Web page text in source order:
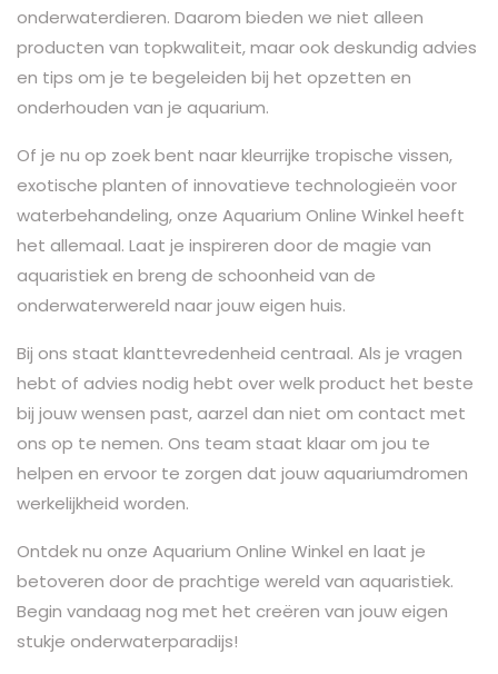
onderwaterdieren. Daarom bieden we niet alleen
producten van topkwaliteit, maar ook deskundig advies
en tips om je te begeleiden bij het opzetten en
onderhouden van je aquarium.
Of je nu op zoek bent naar kleurrijke tropische vissen,
exotische planten of innovatieve technologieën voor
waterbehandeling, onze Aquarium Online Winkel heeft
het allemaal. Laat je inspireren door de magie van
aquaristiek en breng de schoonheid van de
onderwaterwereld naar jouw eigen huis.
Bij ons staat klanttevredenheid centraal. Als je vragen
hebt of advies nodig hebt over welk product het beste
bij jouw wensen past, aarzel dan niet om contact met
ons op te nemen. Ons team staat klaar om jou te
helpen en ervoor te zorgen dat jouw aquariumdromen
werkelijkheid worden.
Ontdek nu onze Aquarium Online Winkel en laat je
betoveren door de prachtige wereld van aquaristiek.
Begin vandaag nog met het creëren van jouw eigen
stukje onderwaterparadijs!